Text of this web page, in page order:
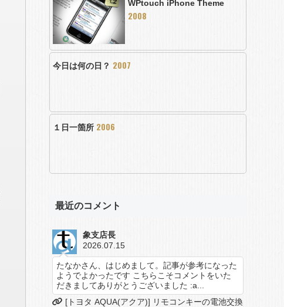
WPtouch iPhone Theme
2008
今日は何の日？ 2007
１日一箇所 2006
最近のコメント
象支店長
2026.07.15
たなかさん、はじめまして。記事が参考になった
ようでよかったです こちらこそコメントをいた
だきましてありがとうございました :a...
[トヨタ AQUA(アクア)] リモコンキーの電池交換